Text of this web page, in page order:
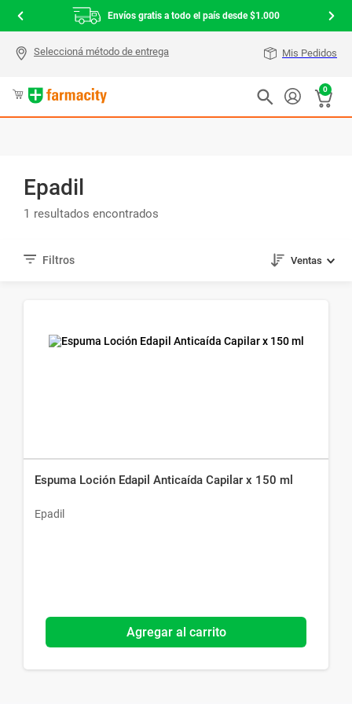
Envíos gratis a todo el país desde $1.000
Mis Pedidos
0
Epadil
1
Ventas
Espuma Loción Edapil Anticaída Capilar x 150 ml
Epadil
Agregar al carrito